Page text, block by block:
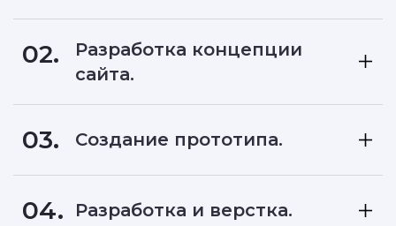
02.
Разработка концепции
сайта.
03. Создание прототипа.
04. Разработка и верстка.